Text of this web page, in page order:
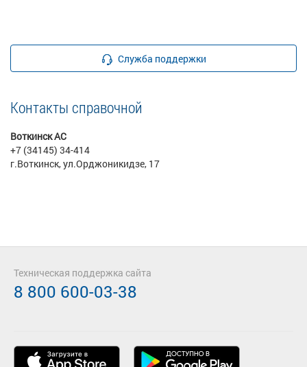
Служба поддержки
Контакты справочной
Воткинск АС
+7 (34145) 34-414
г.Воткинск, ул.Орджоникидзе, 17
Техническая поддержка сайта
8 800 600-03-38